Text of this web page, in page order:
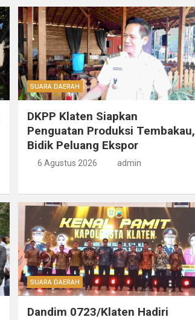
SUARA DAERAH
DKPP Klaten Siapkan
Penguatan Produksi Tembakau,
Bidik Peluang Ekspor
6 Agustus 2026 admin
SUARA DAERAH
Dandim 0723/Klaten Hadiri